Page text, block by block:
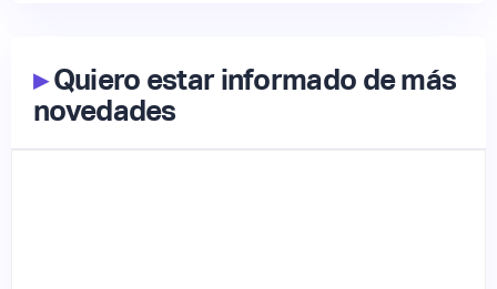
▸Quiero estar informado de más
novedades